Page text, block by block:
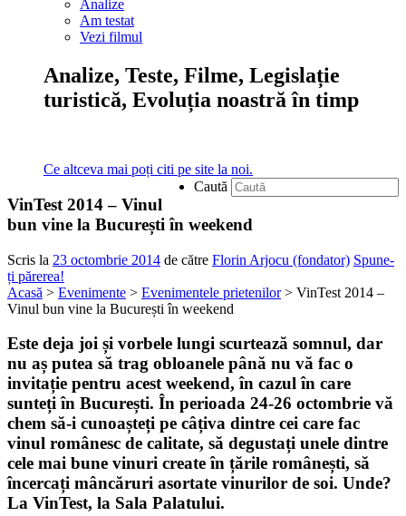
Analize
Am testat
Vezi filmul
Analize, Teste, Filme, Legislație
turistică, Evoluția noastră în timp
Ce altceva mai poți citi pe site la noi.
Caută
VinTest 2014 – Vinul
bun vine la București în weekend
Scris la 23 octombrie 2014 de către Florin Arjocu (fondator) Spune-
ți părerea!
Acasă > Evenimente > Evenimentele prietenilor> VinTest 2014 –
Vinul bun vine la București în weekend
Este deja joi și vorbele lungi scurtează somnul, dar
nu aș putea să trag obloanele până nu vă fac o
invitație pentru acest weekend, în cazul în care
sunteți în București. În perioada 24-26 octombrie vă
chem să-i cunoașteți pe câțiva dintre cei care fac
vinul românesc de calitate, să degustați unele dintre
cele mai bune vinuri create în țările românești, să
încercați mâncăruri asortate vinurilor de soi. Unde?
La VinTest, la Sala Palatului.